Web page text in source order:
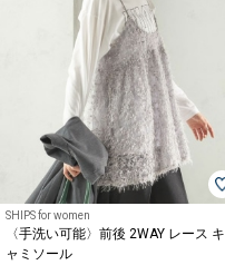
SHIPS for women
〈手洗い可能〉前後 2WAY レース キ
ャミソール